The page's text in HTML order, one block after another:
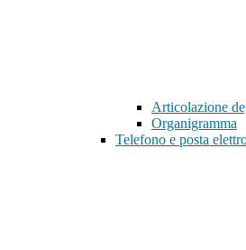
Articolazione
Organigramma
Telefono e posta